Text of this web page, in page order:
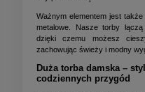
Ważnym elementem jest
metalowe. Nasze torby
dzięki czemu możesz
zachowując świeży i modny
Duża torba damska –
codziennych przygód